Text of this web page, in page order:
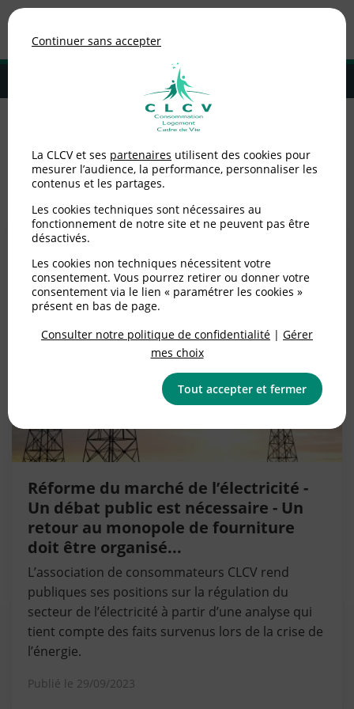
MENU
Adhérer à la CLCV
Énergie
Réforme du marché de l’électricité -
Un débat public est nécessaire - Un
retour au monopole de fourniture
doit être organisé...
L’association de consommateurs CLCV rend
publiques ses positions sur la régulation du
secteur de l’électricité à partir d’une analyse qui
tient compte des faits survenus lors de la crise de
l’énergie.
Publié le 29/09/2023
Continuer sans accepter
La CLCV et ses partenaires utilisent des cookies pour
mesurer l’audience, la performance, personnaliser les
contenus et les partages.
Les cookies techniques sont nécessaires au
fonctionnement de notre site et ne peuvent pas être
désactivés.
Les cookies non techniques nécessitent votre
consentement. Vous pourrez retirer ou donner votre
consentement via le lien « paramétrer les cookies »
présent en bas de page.
Consulter notre politique de confidentialité | Gérer
mes choix
Tout accepter et fermer